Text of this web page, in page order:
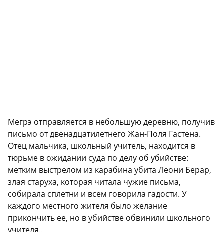
Мегрэ отправляется в небольшую деревню, получив
письмо от двенадцатилетнего Жан-Поля Гастена.
Отец мальчика, школьный учитель, находится в
тюрьме в ожидании суда по делу об убийстве:
метким выстрелом из карабина убита Леони Берар,
злая старуха, которая читала чужие письма,
собирала сплетни и всем говорила гадости. У
каждого местного жителя было желание
прикончить ее, но в убийстве обвинили школьного
учителя…